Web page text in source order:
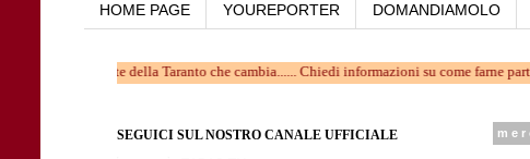
HOME PAGE YOUREPORTER DOMANDIAMOLO
e' parte della Taranto che cambia...... Chiedi informazioni su come farne parte al
SEGUICI SUL NOSTRO CANALE UFFICIALE